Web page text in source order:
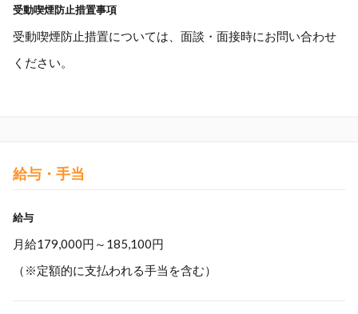
受動喫煙防止措置事項
受動喫煙防止措置については、面談・面接時にお問い合わせ
ください。
給与・手当
給与
月給179,000円～185,100円
（※定額的に支払われる手当を含む）